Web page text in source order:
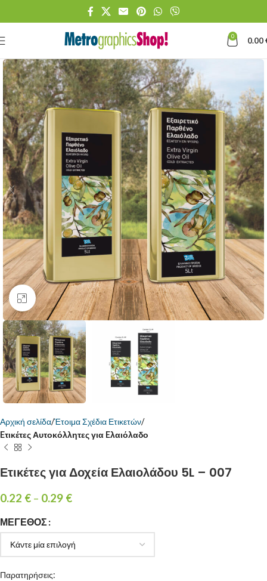
0 0.00
Κάντε κλικ για μεγέθυνση
Αρχική σελίδα Έτοιμα Σχέδια Ετικετών
Eτικέτες Αυτοκόλλητες για Eλαιόλαδο
Ετικέτες για Δοχεία Ελαιολάδου 5L – 007
0.22 € – 0.29 €
ΜΈΓΕΘΟΣ
Παρατηρήσεις: